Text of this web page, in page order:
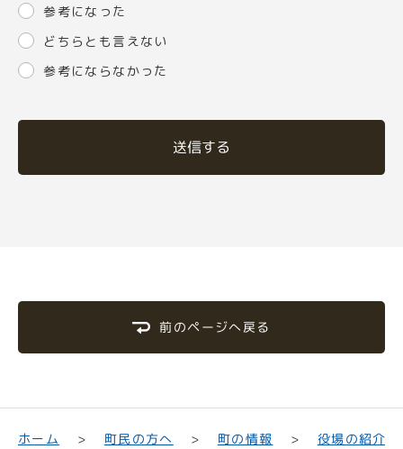
参考になった
どちらとも言えない
参考にならなかった
送信する
前のページへ戻る
ホーム 町民の方へ 町の情報 役場の紹介